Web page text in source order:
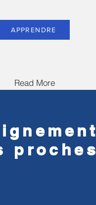
APPRENDRE
Read More
proches